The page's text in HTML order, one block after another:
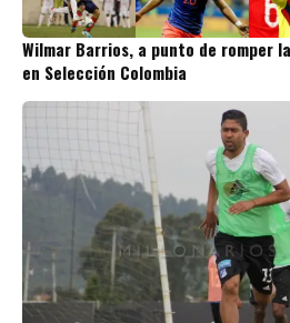
Wilmar Barrios, a punto de romper
en Selección Colombia